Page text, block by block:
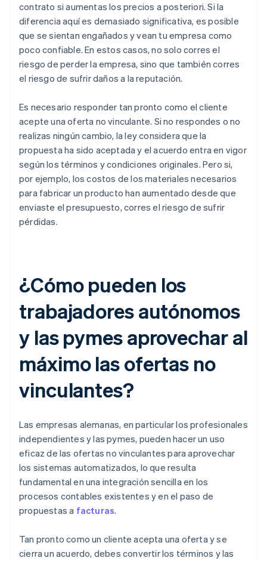
contrato si aumentas los precios a posteriori. Si la
diferencia aquí es demasiado significativa, es posible
que se sientan engañados y vean tu empresa como
poco confiable. En estos casos, no solo corres el
riesgo de perder la empresa, sino que también corres
el riesgo de sufrir daños a la reputación.
Es necesario responder tan pronto como el cliente
acepte una oferta no vinculante. Si no respondes o no
realizas ningún cambio, la ley considera que la
propuesta ha sido aceptada y el acuerdo entra en vigor
según los términos y condiciones originales. Pero si,
por ejemplo, los costos de los materiales necesarios
para fabricar un producto han aumentado desde que
enviaste el presupuesto, corres el riesgo de sufrir
pérdidas.
¿Cómo pueden los
trabajadores autónomos
y las pymes aprovechar al
máximo las ofertas no
vinculantes?
Las empresas alemanas, en particular los profesionales
independientes y las pymes, pueden hacer un uso
eficaz de las ofertas no vinculantes para aprovechar
los sistemas automatizados, lo que resulta
fundamental en una integración sencilla en los
procesos contables existentes y en el paso de
propuestas a facturas.
Tan pronto como un cliente acepta una oferta y se
cierra un acuerdo, debes convertir los términos y las